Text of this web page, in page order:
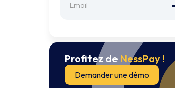
Profitez de NessPay !
Demander une démo